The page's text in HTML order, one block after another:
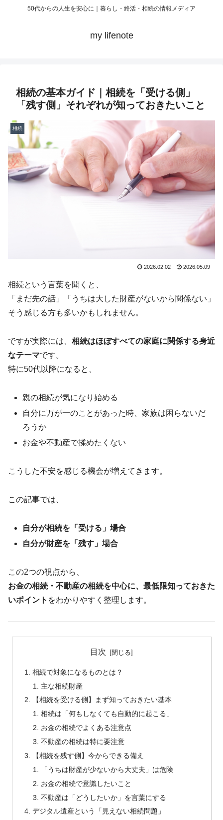
50代からの人生を安心に｜暮らし・終活・相続の情報メディア
my lifenote
相続の基本ガイド｜相続を「受ける側」
「残す側」それぞれが知っておきたいこと
相続
2026.02.02 2026.05.09
相続という言葉を聞くと、
「まだ先の話」「うちは大した財産がないから関係ない」
そう感じる方も多いかもしれません。
ですが実際には、 相続はほぼすべての家庭に関係する身近
なテーマです。
特に50代以降になると、
親の相続が気になり始める
自分に万が一のことがあった時、家族は困らないだ
ろうか
お金や不動産で揉めたくない
こうした不安を感じる機会が増えてきます。
この記事では、
自分が相続を「受ける」場合
自分が財産を「残す」場合
この2つの視点から、
お金の相続・不動産の相続を中心に、最低限知っておきた
いポイント をわかりやすく整理します。
目次
相続で対象になるものとは？
主な相続財産
【相続を受ける側】まず知っておきたい基本
相続は「何もしなくても自動的に起こる」
お金の相続でよくある注意点
不動産の相続は特に要注意
【相続を残す側】今からできる備え
「うちは財産が少ないから大丈夫」は危険
お金の相続で意識したいこと
不動産は「どうしたいか」を言葉にする
デジタル遺産という「見えない相続問題」